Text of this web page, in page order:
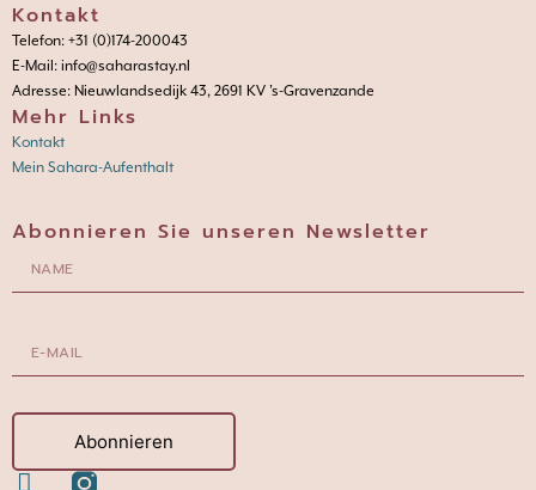
Kontakt
Telefon: +31 (0)174-200043
E-Mail: info@saharastay.nl
Adresse: Nieuwlandsedijk 43, 2691 KV 's-Gravenzande
Mehr Links
Kontakt
Mein Sahara-Aufenthalt
Abonnieren Sie unseren Newsletter
Abonnieren